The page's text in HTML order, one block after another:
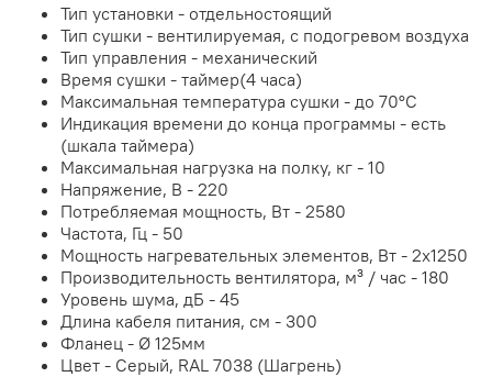
Тип установки - отдельностоящий
Тип сушки - вентилируемая, с подогревом воздуха
Тип управления - механический
Время сушки - таймер(4 часа)
Максимальная температура сушки - до 70°С
Индикация времени до конца программы - есть
(шкала таймера)
Максимальная нагрузка на полку, кг - 10
Напряжение, В - 220
Потребляемая мощность, Вт - 2580
Частота, Гц - 50
Мощность нагревательных элементов, Вт - 2х1250
Производительность вентилятора, м³ / час - 180
Уровень шума, дБ - 45
Длина кабеля питания, см - 300
Фланец - Ø 125мм
Цвет - Серый, RAL 7038 (Шагрень)